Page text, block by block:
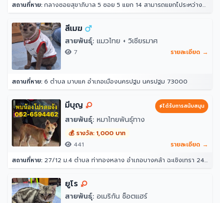
สถานที่หาย: กลางซอยสุขาภิบาล 5 ซอย 5 แยก 14 สามารถแยกไประหว่างซอย 12 กับ 16 ได้ หน้าปากซอยแยก 14 เป็นร้านขายวัสดุ ตรงข้ามแยก 16 เป็นซอยที่มีร้านอาหาร หมาเยอะเป็นฝูง 10 กว่าตัว(อาศัยอยู่ในป่า ไม่ดุ) 33 สุขาภิบาล 5 ซอย 5 แยก 14 แขวง ท่าแร้ง เขตบางเขน กรุงเทพมหานคร 10220 ประเทศไทย
สีเมฆ
สายพันธุ์: แมวไทย + วิเชียรมาศ
7 รายละเอียด →
สถานที่หาย: 6 ตำบล มาบแค อำเภอเมืองนครปฐม นครปฐม 73000
มีบุญ ได้รับการสนับสนุน
สายพันธุ์: หมาไทยพันธุ์ทาง
💰 รางวัล: 1,000 บาท
441
รายละเอียด →
สถานที่หาย: 27/12 ม.4 ตำบล ท่าทองหลาง อำเภอบางคล้า ฉะเชิงเทรา 24110
ยูโร
สายพันธุ์: อเมริกัน ช็อตแฮร์